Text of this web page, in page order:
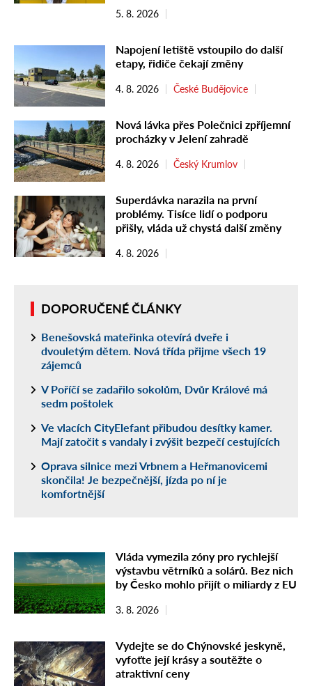
5. 8. 2026
Napojení letiště vstoupilo do další
etapy, řidiče čekají změny
4. 8. 2026 České Budějovice
Nová lávka přes Polečnici zpříjemní
procházky v Jelení zahradě
4. 8. 2026 Český Krumlov
Superdávka narazila na první
problémy. Tisíce lidí o podporu
přišly, vláda už chystá další změny
4. 8. 2026
DOPORUČENÉ ČLÁNKY
Benešovská mateřinka otevírá dveře i
dvouletým dětem. Nová třída přijme všech 19
zájemců
V Poříčí se zadařilo sokolům, Dvůr Králové má
sedm poštolek
Ve vlacích CityElefant přibudou desítky kamer.
Mají zatočit s vandaly i zvýšit bezpečí cestujících
Oprava silnice mezi Vrbnem a Heřmanovicemi
skončila! Je bezpečnější, jízda po ní je
komfortnější
Vláda vymezila zóny pro rychlejší
výstavbu větrníků a solárů. Bez nich
by Česko mohlo přijít o miliardy z EU
3. 8. 2026
Vydejte se do Chýnovské jeskyně,
vyfoťte její krásy a soutěžte o
atraktivní ceny